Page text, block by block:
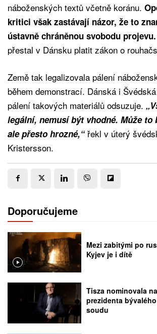
náboženských textů včetně koránu.
kritici však zastávají názor, že to
ústavně chráněnou svobodu projevu.
přestal v Dánsku platit zákon o
Země tak legalizovala pálení
během demonstrací. Dánská i
pálení takových materiálů odsuzuje.
legální, nemusí být vhodné. Může to
ale přesto hrozné,“řekl v úterý
Kristersson.
Doporučujeme
Mezi zabitými po
Kyjev je i dítě
Tisza nominovala
prezidenta
soudu